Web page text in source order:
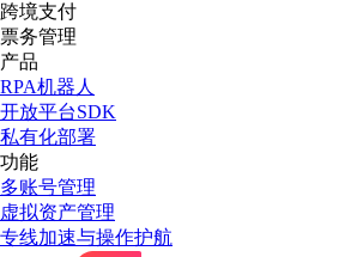
跨境支付
票务管理
产品
RPA机器人
开放平台SDK
私有化部署
功能
多账号管理
虚拟资产管理
专线加速与操作护航